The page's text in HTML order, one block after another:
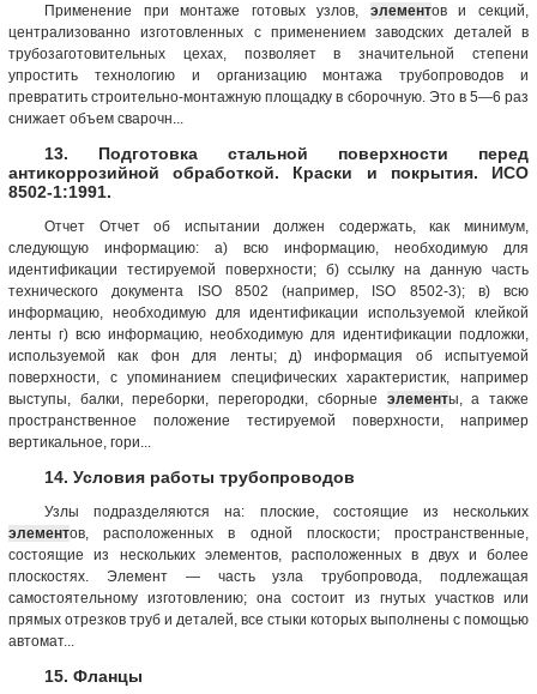
Применение при монтаже готовых узлов, элементов и секций,
централизованно изготовленных с применением заводских деталей в
трубозаготовительных цехах, позволяет в значительной степени
упростить технологию и организацию монтажа трубопроводов и
превратить строительно-монтажную площадку в сборочную. Это в 5—6 раз
снижает объем сварочн...
13. Подготовка стальной поверхности перед
антикоррозийной обработкой. Краски и покрытия. ИСО
8502-1:1991.
Отчет Отчет об испытании должен содержать, как минимум,
следующую информацию: а) всю информацию, необходимую для
идентификации тестируемой поверхности; б) ссылку на данную часть
технического документа ISO 8502 (например, ISO 8502-3); в) всю
информацию, необходимую для идентификации используемой клейкой
ленты г) всю информацию, необходимую для идентификации подложки,
используемой как фон для ленты; д) информация об испытуемой
поверхности, с упоминанием специфических характеристик, например
выступы, балки, переборки, перегородки, сборные элементы, а также
пространственное положение тестируемой поверхности, например
вертикальное, гори...
14. Условия работы трубопроводов
Узлы подразделяются на: плоские, состоящие из нескольких
элементов, расположенных в одной плоскости; пространственные,
состоящие из нескольких элементов, расположенных в двух и более
плоскостях. Элемент — часть узла трубопровода, подлежащая
самостоятельному изготовлению; она состоит из гнутых участков или
прямых отрезков труб и деталей, все стыки которых выполнены с помощью
автомат...
15. Фланцы